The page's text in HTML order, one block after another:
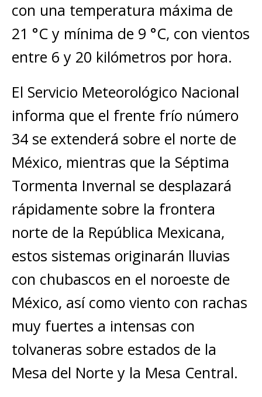
con una temperatura máxima de
21 °C y mínima de 9 °C, con vientos
entre 6 y 20 kilómetros por hora.
El Servicio Meteorológico Nacional
informa que el frente frío número
34 se extenderá sobre el norte de
México, mientras que la Séptima
Tormenta Invernal se desplazará
rápidamente sobre la frontera
norte de la República Mexicana,
estos sistemas originarán lluvias
con chubascos en el noroeste de
México, así como viento con rachas
muy fuertes a intensas con
tolvaneras sobre estados de la
Mesa del Norte y la Mesa Central.